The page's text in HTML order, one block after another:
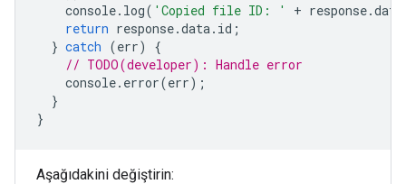
console. log( 'Copied file ID: ' + response.data
return response.data. id ;
} catch (err)
{
// TODO(developer): Handle error
console. error(err);
}
}
Aşağıdakini değiştirin: